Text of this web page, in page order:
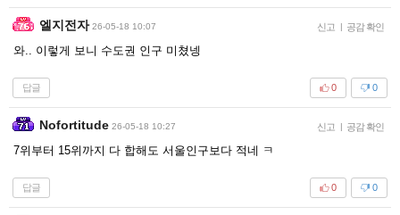
엘지전자 26-05-18 10:07 신고 | 공감 확인
와.. 이렇게 보니 수도권 인구 미쳤넹
답글 0
0
Nofortitude 26-05-18 10:27 신고 | 공감 확인
7위부터 15위까지 다 합해도 서울인구보다 적네 ㅋ
답글 0
0